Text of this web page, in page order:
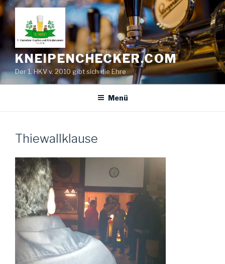
Zum
Inhalt
springen
KNEIPENCHECKER.COM
Der 1. HKV v. 2010 gibt sich die Ehre
Menü
Thiewallklause